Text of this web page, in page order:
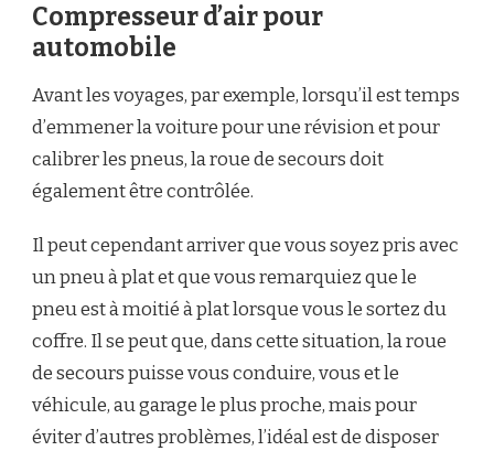
Compresseur d’air pour
automobile
Avant les voyages, par exemple, lorsqu’il est temps
d’emmener la voiture pour une révision et pour
calibrer les pneus, la roue de secours doit
également être contrôlée.
Il peut cependant arriver que vous soyez pris avec
un pneu à plat et que vous remarquiez que le
pneu est à moitié à plat lorsque vous le sortez du
coffre. Il se peut que, dans cette situation, la roue
de secours puisse vous conduire, vous et le
véhicule, au garage le plus proche, mais pour
éviter d’autres problèmes, l’idéal est de disposer